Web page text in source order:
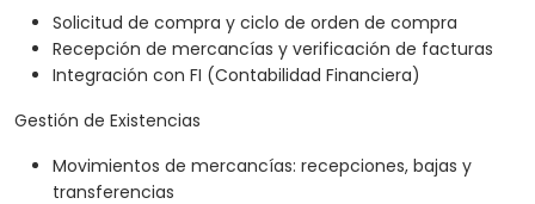
Solicitud de compra y ciclo de orden de compra
Recepción de mercancías y verificación de facturas
Integración con FI (Contabilidad Financiera)
Gestión de Existencias
Movimientos de mercancías: recepciones, bajas y
transferencias